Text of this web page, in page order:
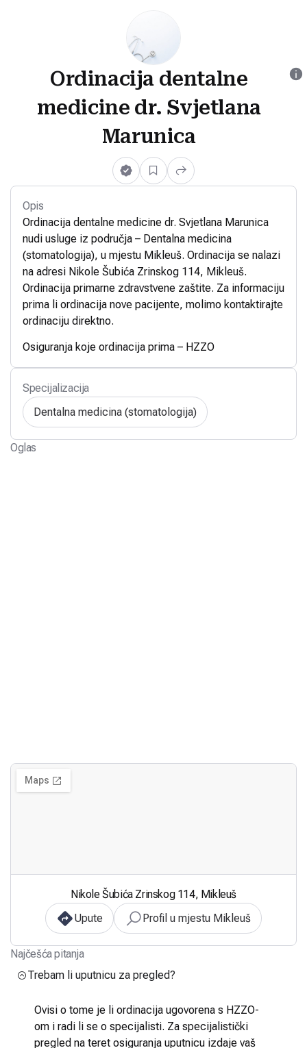
Ordinacija dentalne
medicine dr. Svjetlana
Marunica
Opis
Ordinacija dentalne medicine dr. Svjetlana Marunica
nudi usluge iz područja – Dentalna medicina
(stomatologija), u mjestu Mikleuš. Ordinacija se nalazi
na adresi Nikole Šubića Zrinskog 114, Mikleuš.
Ordinacija primarne zdravstvene zaštite. Za informaciju
prima li ordinacija nove pacijente, molimo kontaktirajte
ordinaciju direktno.
Osiguranja koje ordinacija prima – HZZO
Specijalizacija
Dentalna medicina (stomatologija)
Oglas
Nikole Šubića Zrinskog 114, Mikleuš
Upute
Profil u mjestu Mikleuš
Najčešća pitanja
Trebam li uputnicu za pregled?
Ovisi o tome je li ordinacija ugovorena s HZZO-
om i radi li se o specijalisti. Za specijalistički
pregled na teret osiguranja uputnicu izdaje vaš